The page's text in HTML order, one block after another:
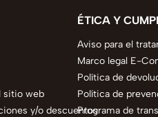
sitio web
y/o descuentos
ÉTICA Y
Aviso para el
Marco legal E-
Política de
Política de
Programa de